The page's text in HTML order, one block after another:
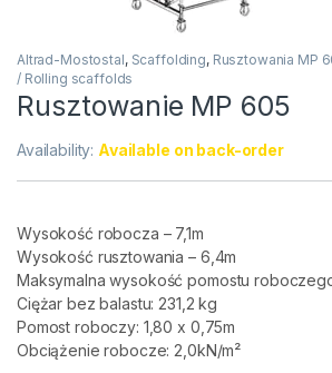
Altrad-Mostostal, Scaffolding, Rusztowania MP
/ Rolling scaffolds
Rusztowanie MP 605
Availability: Available on back-order
Wysokość robocza – 7,1m
Wysokość rusztowania – 6,4m
Maksymalna wysokość pomostu roboczego
Ciężar bez balastu: 231,2 kg
Pomost roboczy: 1,80 x 0,75m
Obciążenie robocze: 2,0kN/m²